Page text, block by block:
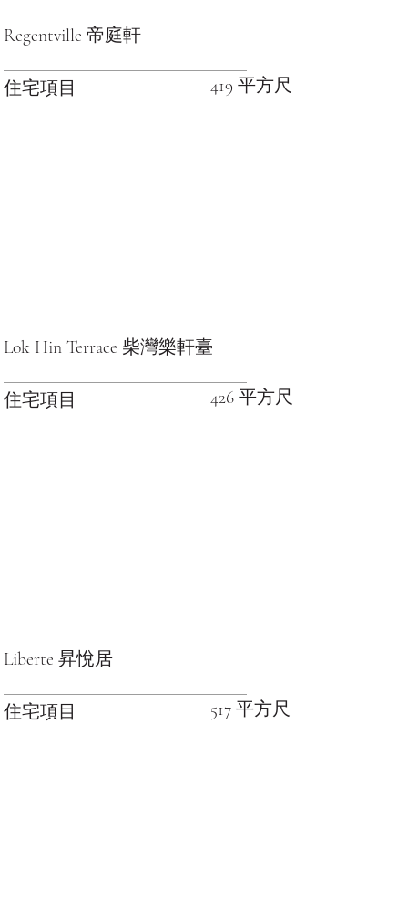
Regentville 帝庭軒
住宅項目 419 平方尺
Lok Hin Terrace 柴灣樂軒臺
住宅項目 426 平方尺
Liberte 昇悅居
住宅項目 517 平方尺